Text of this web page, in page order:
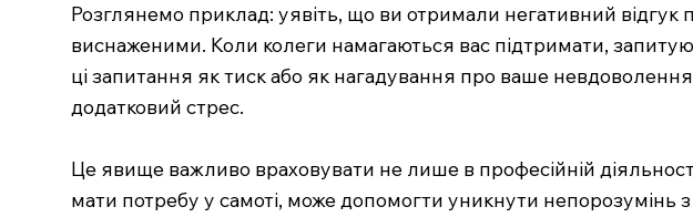
Розглянемо приклад: уявіть, що ви отримали негативний відгук
виснаженими. Коли колеги намагаються вас підтримати,
ці запитання як тиск або як нагадування про ваше
додатковий стрес.
Це явище важливо враховувати не лише в професійній
мати потребу у самоті, може допомогти уникнути